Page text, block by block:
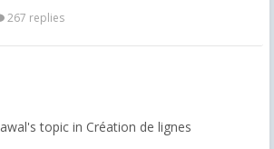
267 replies
topic in Création de lignes